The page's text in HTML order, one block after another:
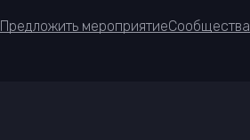
Предложить мероприятиеСообщества